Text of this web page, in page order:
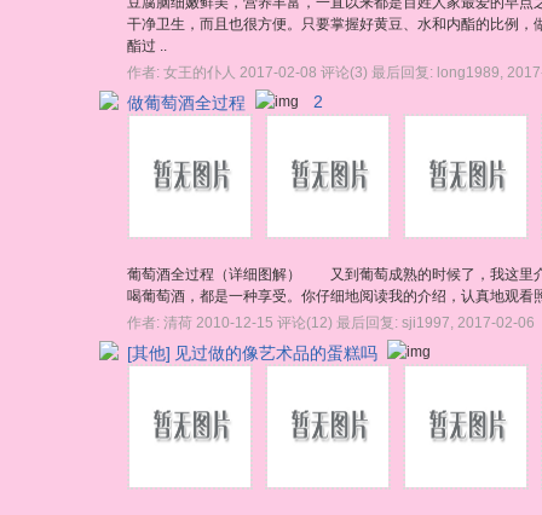
干净卫生，而且也很方便。只要掌握好黄豆、水和内酯的比例
酯过 ..
作者: 女王的仆人 2017-02-08 评论(3) 最后回复: long1989
做葡萄酒全过程 2
葡萄酒全过程（详细图解） 又到葡萄成熟的时候了，我这里
喝葡萄酒，都是一种享受。你仔细地阅读我的介绍，认真地观
作者: 清荷 2010-12-15 评论(12) 最后回复: sji1997 2017-02-06
[其他] 见过做的像艺术品的蛋糕吗